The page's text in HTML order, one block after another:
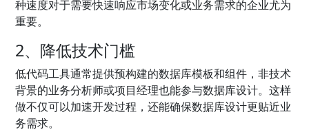
种速度对于需要快速响应市场变化或业务需求的企业尤为
重要。
2、降低技术门槛
低代码工具通常提供预构建的数据库模板和组件，非技术
背景的业务分析师或项目经理也能参与数据库设计。这样
做不仅可以加速开发过程，还能确保数据库设计更贴近业
务需求。